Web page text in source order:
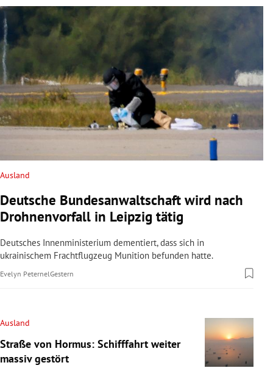
Ausland
Deutsche Bundesanwaltschaft wird nach
Drohnenvorfall in Leipzig tätig
Deutsches Innenministerium dementiert, dass sich in
ukrainischem Frachtflugzeug Munition befunden hatte.
Evelyn PeternelGestern
Ausland
Straße von Hormus: Schifffahrt weiter
massiv gestört